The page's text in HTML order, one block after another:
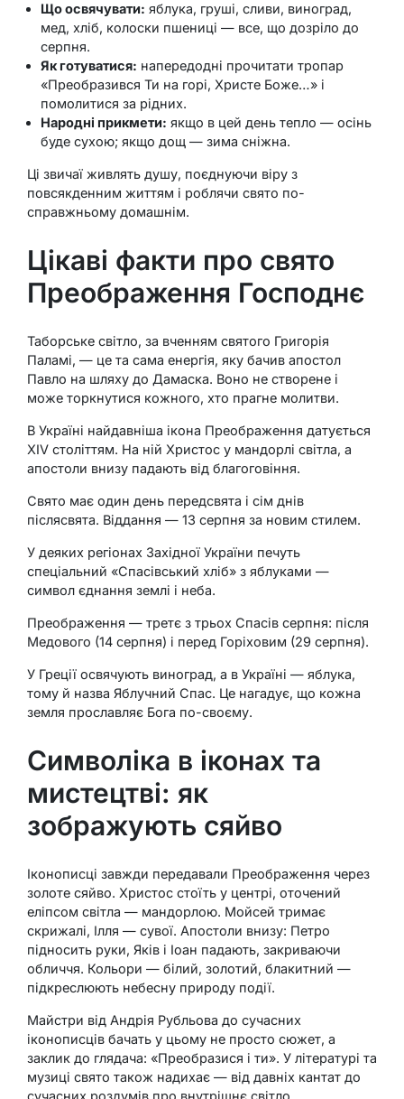
Що освячувати: яблука, груші, сливи, виноград,
мед, хліб, колоски пшениці — все, що дозріло до
серпня.
Як готуватися: напередодні прочитати тропар
«Преобразився Ти на горі, Христе Боже…» і
помолитися за рідних.
Народні прикмети: якщо в цей день тепло — осінь
буде сухою; якщо дощ — зима сніжна.
Ці звичаї живлять душу, поєднуючи віру з
повсякденним життям і роблячи свято по-
справжньому домашнім.
Цікаві факти про свято
Преображення Господнє
Таборське світло, за вченням святого Григорія
Паламі, — це та сама енергія, яку бачив апостол
Павло на шляху до Дамаска. Воно не створене і
може торкнутися кожного, хто прагне молитви.
В Україні найдавніша ікона Преображення датується
XIV століттям. На ній Христос у мандорлі світла, а
апостоли внизу падають від благоговіння.
Свято має один день передсвята і сім днів
післясвята. Віддання — 13 серпня за новим стилем.
У деяких регіонах Західної України печуть
спеціальний «Спасівський хліб» з яблуками —
символ єднання землі і неба.
Преображення — третє з трьох Спасів серпня: після
Медового (14 серпня) і перед Горіховим (29 серпня).
У Греції освячують виноград, а в Україні — яблука,
тому й назва Яблучний Спас. Це нагадує, що кожна
земля прославляє Бога по-своєму.
Символіка в іконах та
мистецтві: як
зображують сяйво
Іконописці завжди передавали Преображення через
золоте сяйво. Христос стоїть у центрі, оточений
еліпсом світла — мандорлою. Мойсей тримає
скрижалі, Ілля — сувої. Апостоли внизу: Петро
підносить руки, Яків і Іоан падають, закриваючи
обличчя. Кольори — білий, золотий, блакитний —
підкреслюють небесну природу події.
Майстри від Андрія Рубльова до сучасних
іконописців бачать у цьому не просто сюжет, а
заклик до глядача: «Преобразися і ти». У літературі та
музиці свято також надихає — від давніх кантат до
сучасних роздумів про внутрішнє світло.